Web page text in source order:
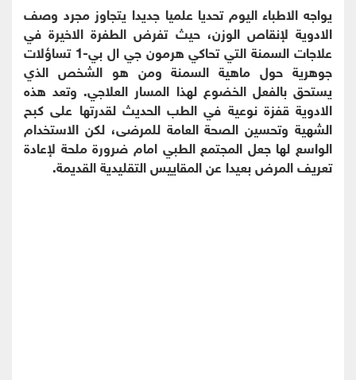
يواجه الاطباء اليوم تحديا علميا جديدا يتجاوز مجرد وصف
الادوية لإنقاص الوزن، حيث تفرض الطفرة الاخيرة في
علاجات السمنة التي تحاكي هرمون جي ال بي-1 تساؤلات
جوهرية حول ماهية السمنة ومن هو الشخص الذي
يستحق بالفعل الخضوع لهذا المسار العلاجي. وتعد هذه
الادوية قفزة نوعية في الطب الحديث لقدرتها على كبح
الشهية وتحسين الصحة العامة للمرضى، لكن الاستخدام
الواسع لها جعل المجتمع الطبي امام ضرورة ملحة لإعادة
تعريف المرض بعيدا عن المقاييس التقليدية القديمة.